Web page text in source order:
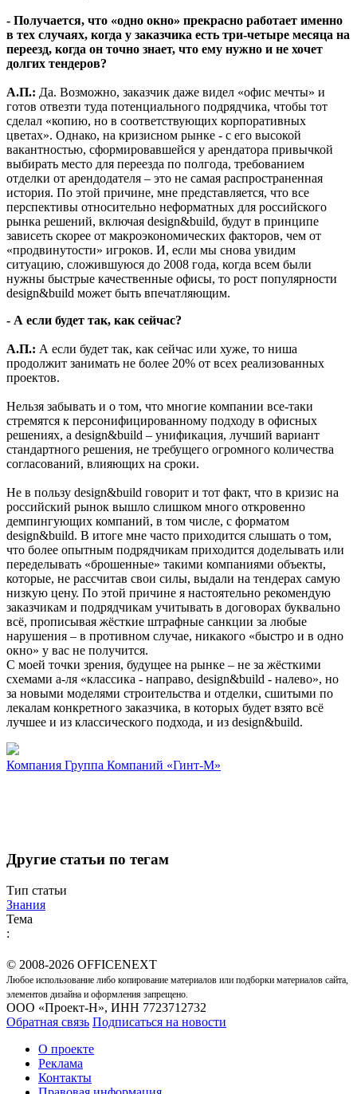
- Получается, что «одно окно» прекрасно работает именно
в тех случаях, когда у заказчика есть три-четыре месяца на
переезд, когда он точно знает, что ему нужно и не хочет
долгих тендеров?
А.П.: Да. Возможно, заказчик даже видел «офис мечты» и
готов отвезти туда потенциального подрядчика, чтобы тот
сделал «копию, но в соответствующих корпоративных
цветах». Однако, на кризисном рынке - с его высокой
вакантностью, сформировавшейся у арендатора привычкой
выбирать место для переезда по полгода, требованием
отделки от арендодателя – это не самая распространенная
история. По этой причине, мне представляется, что все
перспективы относительно неформатных для российского
рынка решений, включая design&build, будут в принципе
зависеть скорее от макроэкономических факторов, чем от
«продвинутости» игроков. И, если мы снова увидим
ситуацию, сложившуюся до 2008 года, когда всем были
нужны быстрые качественные офисы, то рост популярности
design&build может быть впечатляющим.
- А если будет так, как сейчас?
А.П.: А если будет так, как сейчас или хуже, то ниша
продолжит занимать не более 20% от всех реализованных
проектов.
Нельзя забывать и о том, что многие компании все-таки
стремятся к персонифицированному подходу в офисных
решениях, а design&build – унификация, лучший вариант
стандартного решения, не требущего огромного количества
согласований, влияющих на сроки.
Не в пользу design&build говорит и тот факт, что в кризис на
российский рынок вышло слишком много откровенно
демпингующих компаний, в том числе, с форматом
design&build. В итоге мне часто приходится слышать о том,
что более опытным подрядчикам приходится доделывать или
переделывать «брошенные» такими компаниями объекты,
которые, не рассчитав свои силы, выдали на тендерах самую
низкую цену. По этой причине я настоятельно рекомендую
заказчикам и подрядчикам учитывать в договорах буквально
всё, прописывая жёсткие штрафные санкции за любые
нарушения – в противном случае, никакого «быстро и в одно
окно» у вас не получится.
С моей точки зрения, будущее на рынке – не за жёсткими
схемами а-ля «классика - направо, design&build - налево», но
за новыми моделями строительства и отделки, сшитыми по
лекалам конкретного заказчика, в которых будет взято всё
лучшее и из классического подхода, и из design&build.
Компания Группа Компаний «Гинт-М»
Другие статьи по тегам
Тип статьи
Знания
Тема
:
© 2008-2026 OFFICENEXT
Любое использование либо копирование материалов или подборки материалов сайта,
элементов дизайна и оформления запрещено.
ООО «Проект-Н», ИНН 7723712732
Обратная связь Подписаться на новости
О проекте
Реклама
Контакты